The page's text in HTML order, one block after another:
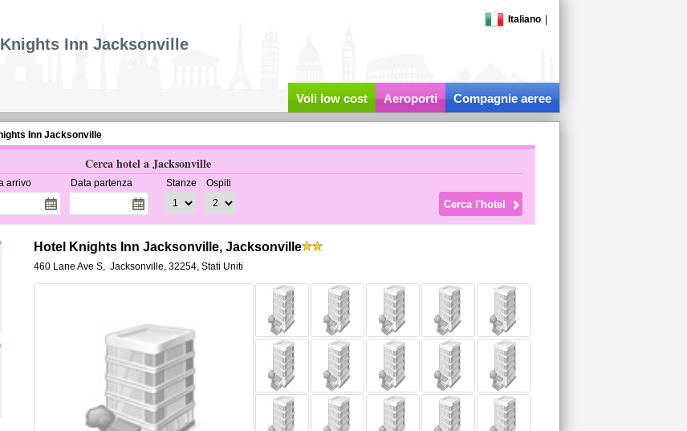
Italiano
Inn Jacksonville
Voli low cost Aeroporti Compagnie aeree
Inn Jacksonville
Cerca hotel a Jacksonville
arrivo Data partenza Stanze Ospiti
Hotel Knights Inn Jacksonville, Jacksonville
460 Lane Ave S, Jacksonville, 32254, Stati Uniti